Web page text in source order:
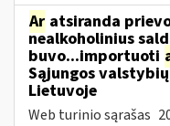
Ar atsiranda
nealkoholinius
buvo...importuoti
Sąjungos
Lietuvoje
Web turinio sąrašas